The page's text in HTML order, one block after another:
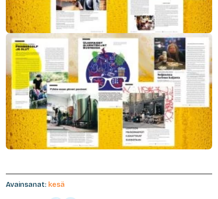
Avainsanat: kesä